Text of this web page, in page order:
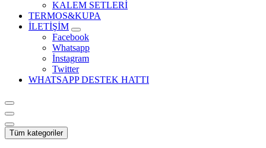
KALEM SETLERİ
TERMOS&KUPA
İLETİŞİM
Facebook
Whatsapp
İnstagram
Twitter
WHATSAPP DESTEK HATTI
Tüm kategoriler